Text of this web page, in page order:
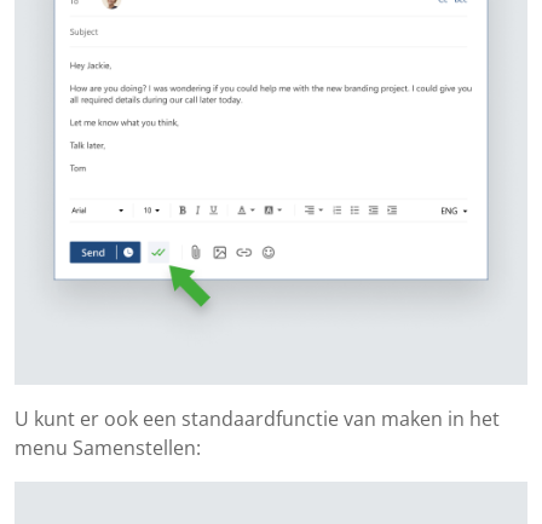
U kunt er ook een standaardfunctie van maken in het
menu Samenstellen: